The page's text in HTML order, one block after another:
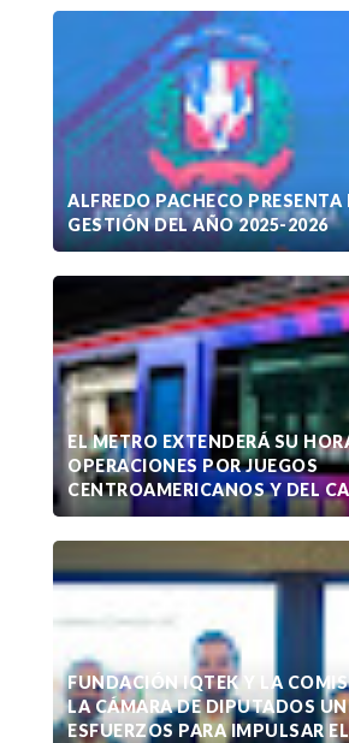
ALFREDO PACHECO PRESENTA
GESTIÓN DEL AÑO 2025-2026
EL METRO EXTENDERÁ SU
OPERACIONES POR JUEGOS
CENTROAMERICANOS Y DEL
FUNDACIÓN IQTEK Y LA
LA CÁMARA DE DIPUTADOS
ESFUERZOS PARA IMPULSAR